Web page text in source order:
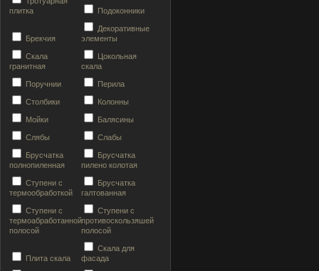
плитка
Подоконники
Брекчия
Декоративные
элементы
Скала
гранитная
Цокольная
скала
Поручнии Перила
Столбики Колонны
Мойки Балясины
Слябы Слабы
Брусчатка
полнопиленная
Брусчатка
пилено колотая
Ступени с
термообработкой
Брусчатка
галтованная
Ступени с
термоабработанной
полосой
Ступени с
противоскользяшей
полосой
Плита скала
Скала для
фасада